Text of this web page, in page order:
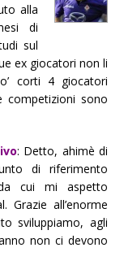
alla
di
sul
ex giocatori non li
corti 4 giocatori
competizioni sono
: Detto, ahimè di
di riferimento
cui mi aspetto
Grazie all’enorme
sviluppiamo, agli
non ci devono